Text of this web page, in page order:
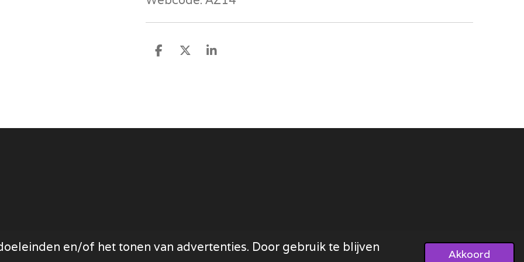
en/of het tonen van advertenties. Door gebruik te blijven
Akkoord
D
D
S